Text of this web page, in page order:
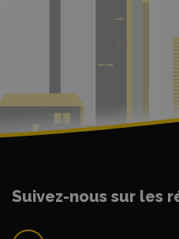
Suivez-nous sur les